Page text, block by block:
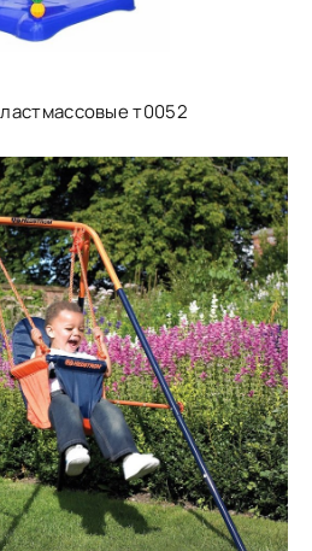
т0052